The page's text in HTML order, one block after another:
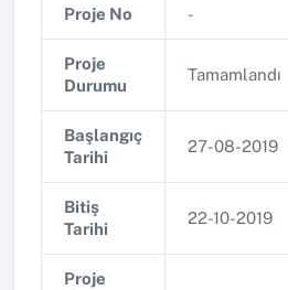
Proje No -
Proje
Durumu
Tamamlandı
Başlangıç
Tarihi
27-08-2019
Bitiş
Tarihi
22-10-2019
Proje